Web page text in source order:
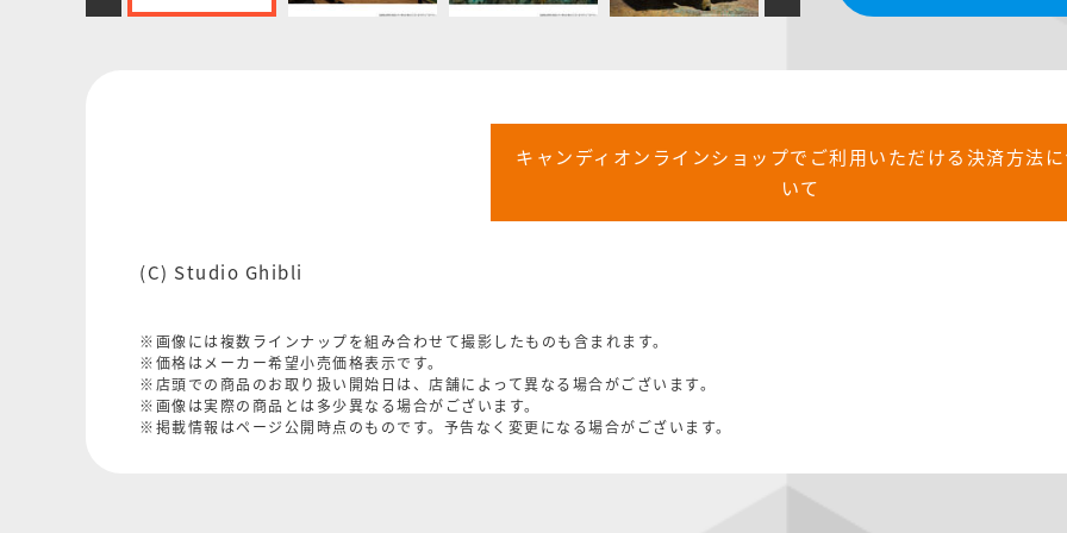
キャンディオンラインショップでご利用いただける決済方法
いて
(C) Studio Ghibli
※画像には複数ラインナップを組み合わせて撮影したものも含まれます。
※価格はメーカー希望小売価格表示です。
※店頭での商品のお取り扱い開始日は、店舗によって異なる場合がございます。
※画像は実際の商品とは多少異なる場合がございます。
※掲載情報はページ公開時点のものです。予告なく変更になる場合がございます。